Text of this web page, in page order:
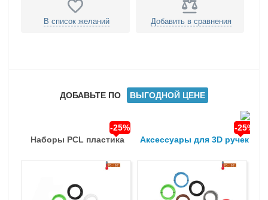
В список желаний Добавить в сравнения
ДОБАВЬТЕ ПО ВЫГОДНОЙ ЦЕНЕ
Наборы PCL пластика
-25%
Аксессуары для 3D ручек
-25%